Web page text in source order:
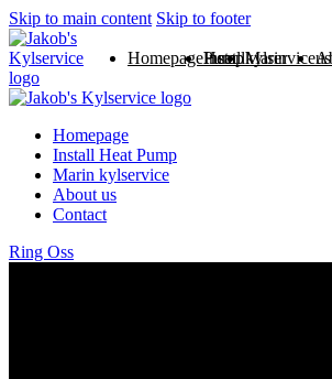
Skip to main content Skip to footer
HomepageInstall Heat PumpMarin kylserviceAbout us
Homepage
Install Heat Pump
Marin kylservice
About us
Contact
Ring Oss